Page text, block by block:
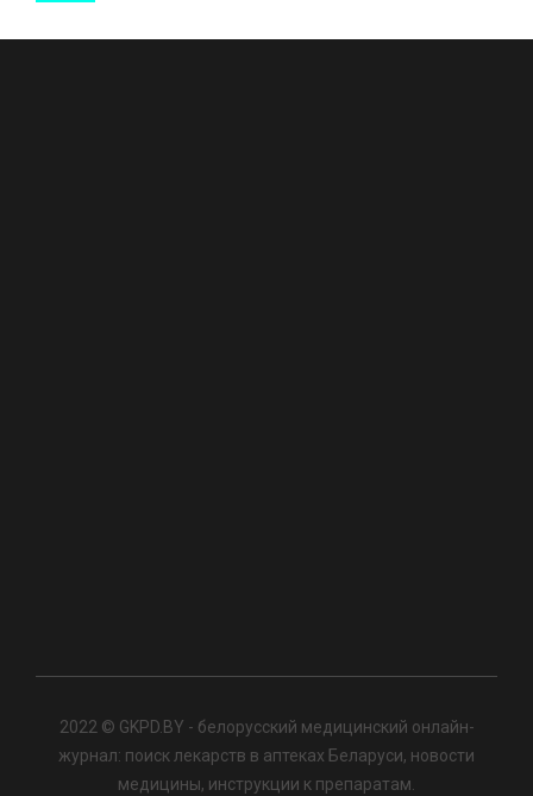
2022 © GKPD.BY - белорусский медицинский онлайн-
журнал: поиск лекарств в аптеках Беларуси, новости
медицины, инструкции к препаратам.